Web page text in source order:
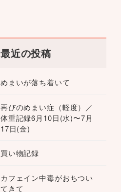
最近の投稿
めまいが落ち着いて
再びのめまい症（軽度）／
体重記録6月10日(水)〜7月
17日(金)
買い物記録
カフェイン中毒がおちつい
てきて